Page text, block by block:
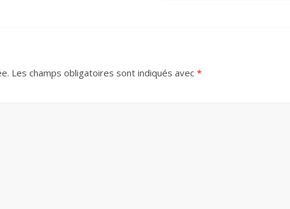
Les champs obligatoires sont indiqués avec *